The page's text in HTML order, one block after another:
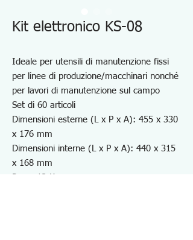
Kit elettronico KS-08
Ideale per utensili di manutenzione fissi
per linee di produzione/macchinari nonché
per lavori di manutenzione sul campo
Set di 60 articoli
Dimensioni esterne (L x P x A): 455 x 330
x 176 mm
Dimensioni interne (L x P x A): 440 x 315
x 168 mm